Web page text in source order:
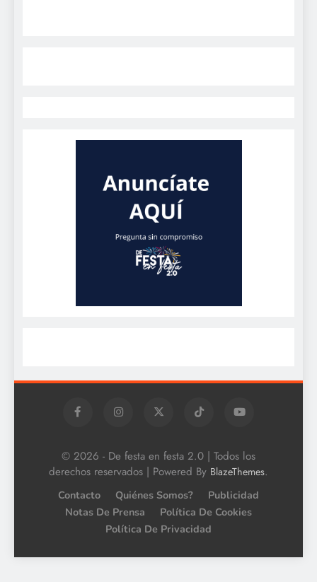
© 2026 - De festa en festa 2.0 | Todos los
derechos reservados | Powered By BlazeThemes.
Contacto Quiénes Somos?
Publicidad
Notas De Prensa
Política De Cookies
Política De Privacidad